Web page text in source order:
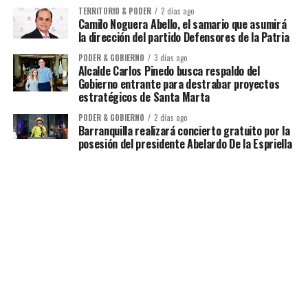
TERRITORIO & PODER 2 días ago
Camilo Noguera Abello, el samario que asumirá
la dirección del partido Defensores de la Patria
PODER & GOBIERNO 3 días ago
Alcalde Carlos Pinedo busca respaldo del
Gobierno entrante para destrabar proyectos
estratégicos de Santa Marta
PODER & GOBIERNO 2 días ago
Barranquilla realizará concierto gratuito por la
posesión del presidente Abelardo De la Espriella